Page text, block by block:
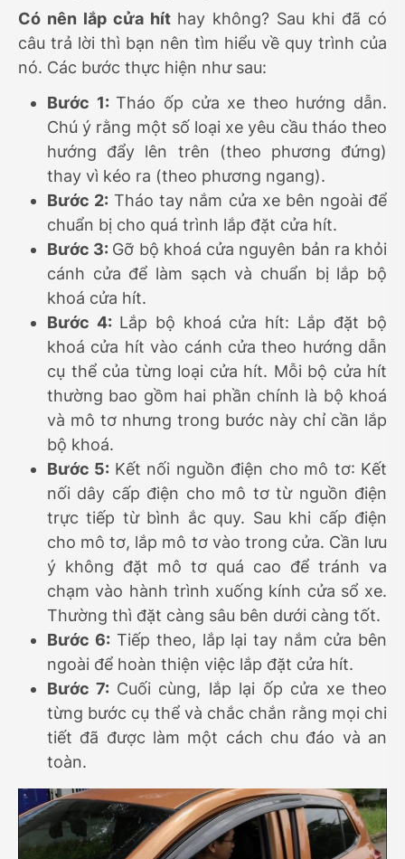
Có nên lắp cửa hít hay không? Sau khi đã có
câu trả lời thì bạn nên tìm hiểu về quy trình của
nó. Các bước thực hiện như sau:
Bước 1: Tháo ốp cửa xe theo hướng dẫn.
Chú ý rằng một số loại xe yêu cầu tháo theo
hướng đẩy lên trên (theo phương đứng)
thay vì kéo ra (theo phương ngang).
Bước 2: Tháo tay nắm cửa xe bên ngoài để
chuẩn bị cho quá trình lắp đặt cửa hít.
Bước 3: Gỡ bộ khoá cửa nguyên bản ra khỏi
cánh cửa để làm sạch và chuẩn bị lắp bộ
khoá cửa hít.
Bước 4: Lắp bộ khoá cửa hít: Lắp đặt bộ
khoá cửa hít vào cánh cửa theo hướng dẫn
cụ thể của từng loại cửa hít. Mỗi bộ cửa hít
thường bao gồm hai phần chính là bộ khoá
và mô tơ nhưng trong bước này chỉ cần lắp
bộ khoá.
Bước 5: Kết nối nguồn điện cho mô tơ: Kết
nối dây cấp điện cho mô tơ từ nguồn điện
trực tiếp từ bình ắc quy. Sau khi cấp điện
cho mô tơ, lắp mô tơ vào trong cửa. Cần lưu
ý không đặt mô tơ quá cao để tránh va
chạm vào hành trình xuống kính cửa sổ xe.
Thường thì đặt càng sâu bên dưới càng tốt.
Bước 6:Tiếp theo, lắp lại tay nắm cửa bên
ngoài để hoàn thiện việc lắp đặt cửa hít.
Bước 7: Cuối cùng, lắp lại ốp cửa xe theo
từng bước cụ thể và chắc chắn rằng mọi chi
tiết đã được làm một cách chu đáo và an
toàn.